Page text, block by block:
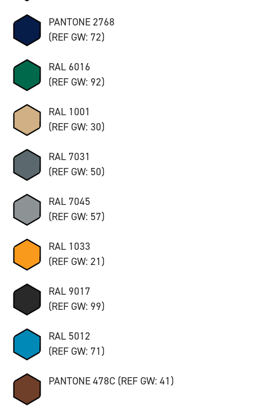
PANTONE 2768
(REF GW: 72)
RAL 6016
(REF GW: 92)
RAL 1001
(REF GW: 30)
RAL 7031
(REF GW: 50)
RAL 7045
(REF GW: 57)
RAL 1033
(REF GW: 21)
RAL 9017
(REF GW: 99)
RAL 5012
(REF GW: 71)
PANTONE 478C (REF GW: 41)